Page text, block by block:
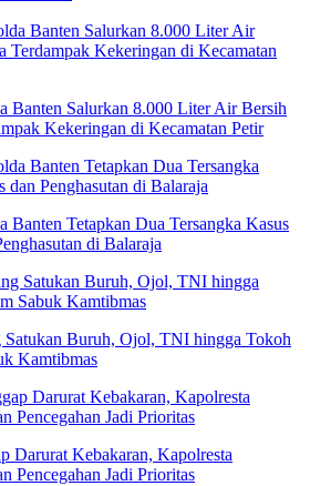
Banten Salurkan 8.000 Liter Air Bersih
Kekeringan di Kecamatan Petir
Banten Tetapkan Dua Tersangka Kasus
di Balaraja
Satukan Buruh, Ojol, TNI hingga Tokoh
Kamtibmas
Darurat Kebakaran, Kapolresta
Pencegahan Jadi Prioritas